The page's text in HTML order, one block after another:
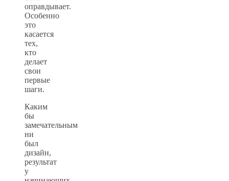
оправдывает.
Особенно
это
касается
тех,
кто
делает
свои
первые
шаги.
Каким
бы
замечательным
ни
был
дизайн,
результат
у